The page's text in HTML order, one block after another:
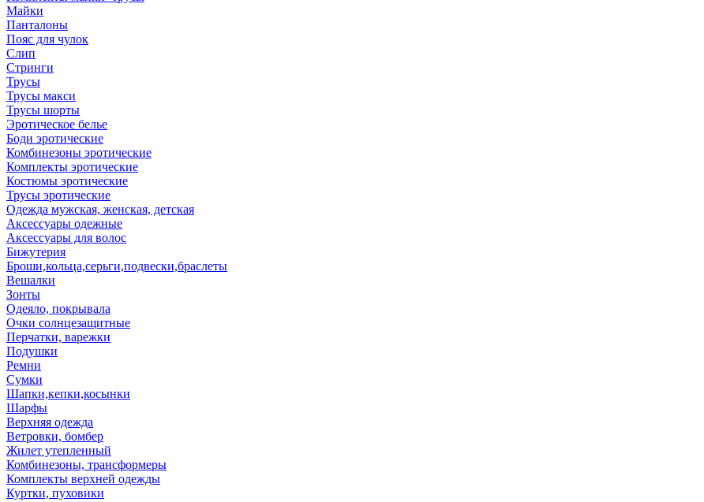
Майки
Панталоны
Пояс для чулок
Слип
Стринги
Трусы
Трусы макси
Трусы шорты
Эротическое белье
Боди эротические
Комбинезоны эротические
Комплекты эротические
Костюмы эротические
Трусы эротические
Одежда мужская, женская, детская
Аксессуары одежные
Аксессуары для волос
Бижутерия
Броши,кольца,серьги,подвески,браслеты
Вешалки
Зонты
Одеяло, покрывала
Очки солнцезащитные
Перчатки, варежки
Подушки
Ремни
Сумки
Шапки,кепки,косынки
Шарфы
Верхняя одежда
Ветровки, бомбер
Жилет утепленный
Комбинезоны, трансформеры
Комплекты верхней одежды
Куртки, пуховики